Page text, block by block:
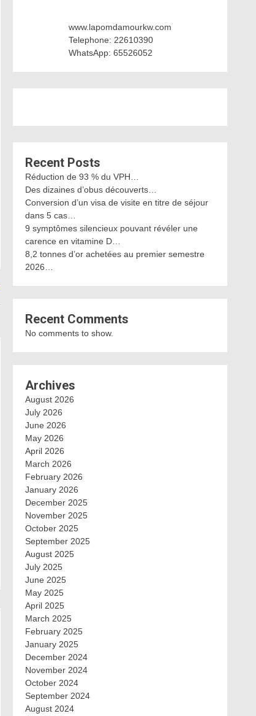
www.lapomdamourkw.com
Telephone: 22610390
WhatsApp: 65526052
Recent Posts
Réduction de 93 % du VPH…
Des dizaines d’obus découverts…
Conversion d’un visa de visite en titre de séjour
dans 5 cas…
9 symptômes silencieux pouvant révéler une
carence en vitamine D…
8,2 tonnes d’or achetées au premier semestre
2026…
Recent Comments
No comments to show.
Archives
August 2026
July 2026
June 2026
May 2026
April 2026
March 2026
February 2026
January 2026
December 2025
November 2025
October 2025
September 2025
August 2025
July 2025
June 2025
May 2025
April 2025
March 2025
February 2025
January 2025
December 2024
November 2024
October 2024
September 2024
August 2024